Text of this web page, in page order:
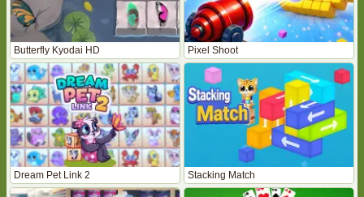
Butterfly Kyodai HD Pixel Shoot
Dream Pet Link 2 Stacking Match